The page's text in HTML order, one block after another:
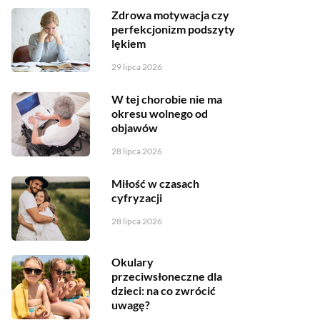
Zdrowa motywacja czy
perfekcjonizm podszyty
lękiem
29 lipca 2026
W tej chorobie nie ma
okresu wolnego od
objawów
28 lipca 2026
Miłość w czasach
cyfryzacji
28 lipca 2026
Okulary
przeciwsłoneczne dla
dzieci: na co zwrócić
uwagę?